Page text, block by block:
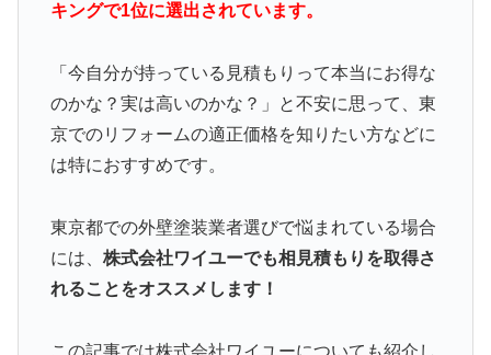
キングで1位に選出されています。
「今自分が持っている見積もりって本当にお得な
のかな？実は高いのかな？」と不安に思って、東
京でのリフォームの適正価格を知りたい方などに
は特におすすめです。
東京都での外壁塗装業者選びで悩まれている場合
には、 株式会社ワイユーでも相見積もりを取得さ
れることをオススメします！
この記事では株式会社ワイユーについても紹介し